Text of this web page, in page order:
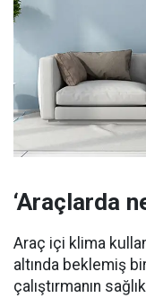
‘Araçlarda
Araç içi klima
altında beklemiş
çalıştırmanın